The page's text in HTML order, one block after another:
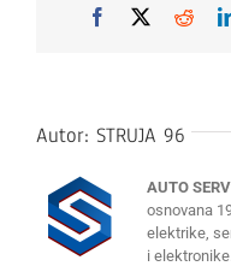
Facebook
X
Autor: STRUJA 96
AUTO
osnovana
elektrike,
i